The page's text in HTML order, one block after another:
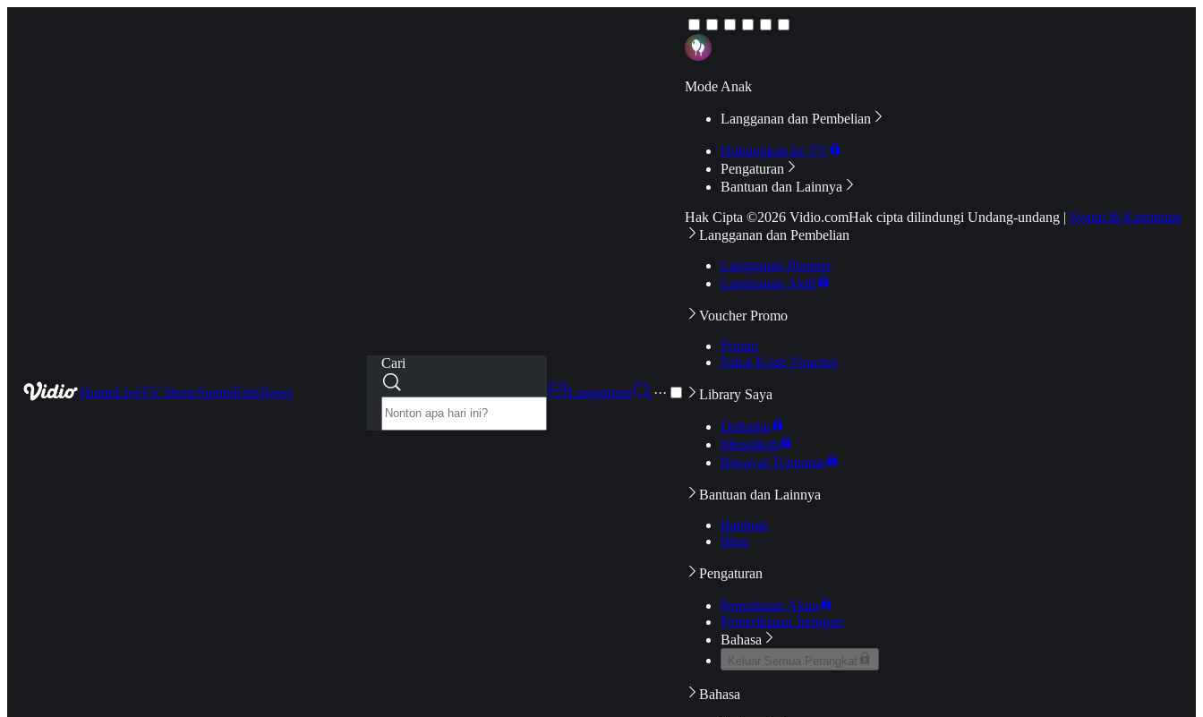
HomeLiveTV ShowSportsKidsNews
Cari
Langganan
···
Mode Anak
Langganan dan Pembelian
Hubungkan ke TV
Pengaturan
Bantuan dan Lainnya
Hak Cipta ©2026 Vidio.comHak cipta dilindungi Undang-undang | Syarat & Ketentuan
Langganan dan Pembelian
Langganan Premier
Langganan Aktif
Voucher Promo
Promo
Pakai Kode Voucher
Library Saya
Daftarku
Mengikuti
Riwayat Tontonan
Bantuan dan Lainnya
Bantuan
Blog
Pengaturan
Pengaturan Akun
Pemeriksaan Jaringan
Bahasa
Keluar Semua Perangkat
Bahasa